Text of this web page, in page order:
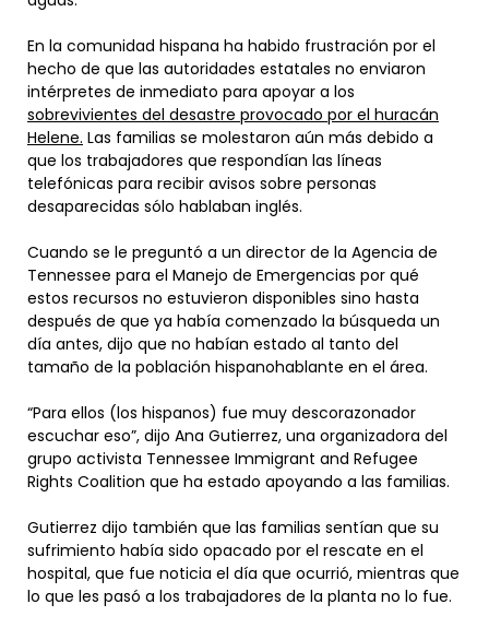
En la comunidad hispana ha habido frustración por el
hecho de que las autoridades estatales no enviaron
intérpretes de inmediato para apoyar a los
sobrevivientes del desastre provocado por el huracán
Helene. Las familias se molestaron aún más debido a
que los trabajadores que respondían las líneas
telefónicas para recibir avisos sobre personas
desaparecidas sólo hablaban inglés.
Cuando se le preguntó a un director de la Agencia de
Tennessee para el Manejo de Emergencias por qué
estos recursos no estuvieron disponibles sino hasta
después de que ya había comenzado la búsqueda un
día antes, dijo que no habían estado al tanto del
tamaño de la población hispanohablante en el área.
“Para ellos (los hispanos) fue muy descorazonador
escuchar eso”, dijo Ana Gutierrez, una organizadora del
grupo activista Tennessee Immigrant and Refugee
Rights Coalition que ha estado apoyando a las familias.
Gutierrez dijo también que las familias sentían que su
sufrimiento había sido opacado por el rescate en el
hospital, que fue noticia el día que ocurrió, mientras que
lo que les pasó a los trabajadores de la planta no lo fue.